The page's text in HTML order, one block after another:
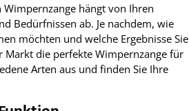
hängt von Ihren
Bedürfnissen ab. Je nachdem, wie
möchten und welche Ergebnisse Sie
Markt die perfekte Wimpernzange für
Arten aus und finden Sie Ihre